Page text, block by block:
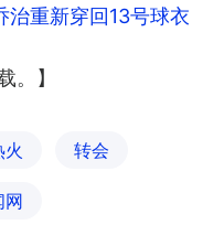
治重新穿回13号球衣
。】
火 转会
网